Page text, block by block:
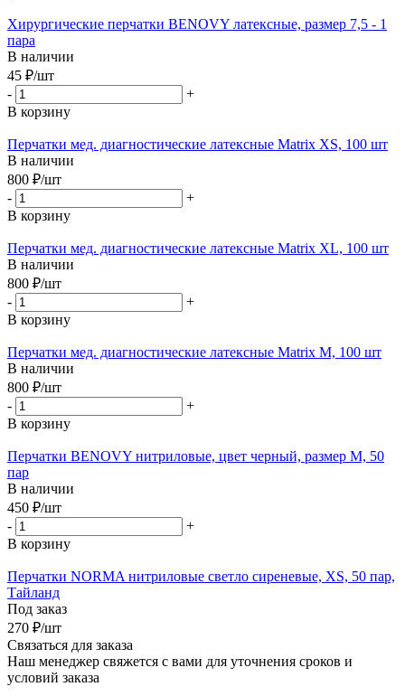
Хирургические перчатки BENOVY латексные, размер 7,5 - 1
пара
В наличии
45 ₽/шт
-
+
В корзину
Перчатки мед. диагностические латексные Matrix XS, 100 шт
В наличии
800 ₽/шт
-
+
В корзину
Перчатки мед. диагностические латексные Matrix XL, 100 шт
В наличии
800 ₽/шт
-
+
В корзину
Перчатки мед. диагностические латексные Matrix M, 100 шт
В наличии
800 ₽/шт
-
+
В корзину
Перчатки BENOVY нитриловые, цвет черный, размер M, 50
пар
В наличии
450 ₽/шт
-
+
В корзину
Перчатки NORMA нитриловые светло сиреневые, XS, 50 пар,
Тайланд
Под заказ
270 ₽/шт
Связаться для заказа
Наш менеджер свяжется с вами для уточнения сроков и
условий заказа